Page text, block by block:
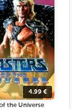
4.99 €
the Universe